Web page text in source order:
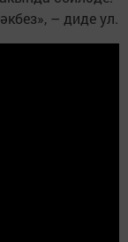
– диде ул.